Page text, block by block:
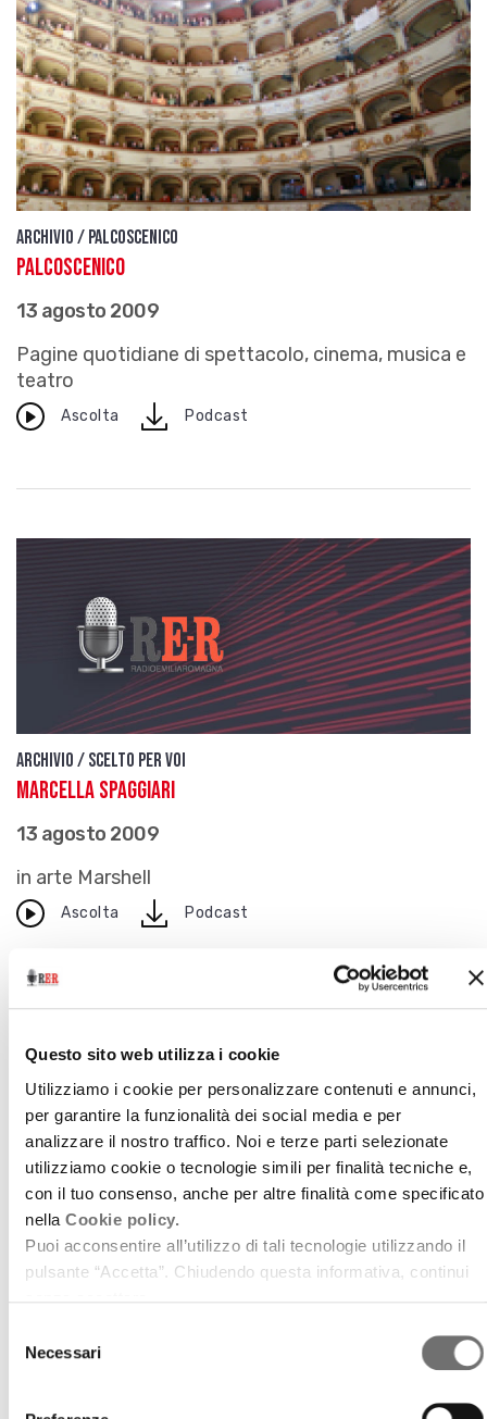
Questo sito web utilizza i cookie
Utilizziamo i cookie per personalizzare contenuti e annunci,
per garantire la funzionalità dei social media e per
analizzare il nostro traffico. Noi e terze parti selezionate
utilizziamo cookie o tecnologie simili per finalità tecniche e,
con il tuo consenso, anche per altre finalità come specificato
nella Cookie policy.
Puoi acconsentire all’utilizzo di tali tecnologie utilizzando il
pulsante “Accetta”. Chiudendo questa informativa, continui
delNecessari
Archivio / Palcoscenico
Palcoscenico
13 agosto 2009
Pagine quotidiane di spettacolo, cinema, musica e
teatro
Ascolta downloadPodcast
Archivio / Scelto per voi
Marcella Spaggiari
13 agosto 2009
in arte Marshell
Ascolta downloadPodcast
The Blues Preachers